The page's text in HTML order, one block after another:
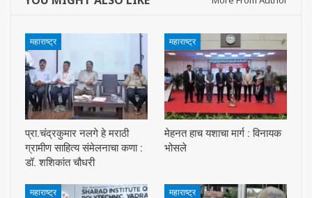
महाराष्ट्र
प्रा.चंद्रकुमार नलगे हे मराठी
ग्रामीण साहित्य संमेलनाचा कणा :
डॉ. शशिकांत चौधरी
महाराष्ट्र
मेहनत हाच यशाचा मार्ग : विनायक
भोसले
महाराष्ट्र महाराष्ट्र